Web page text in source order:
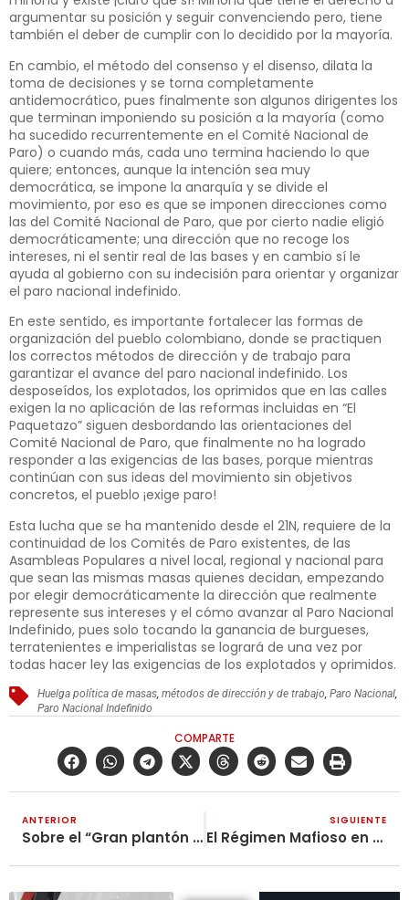
argumentar su posición y seguir convenciendo pero, tiene
también el deber de cumplir con lo decidido por la mayoría.
En cambio, el método del consenso y el disenso, dilata la
toma de decisiones y se torna completamente
antidemocrático, pues finalmente son algunos dirigentes los
que terminan imponiendo su posición a la mayoría (como
ha sucedido recurrentemente en el Comité Nacional de
Paro) o cuando más, cada uno termina haciendo lo que
quiere; entonces, aunque la intención sea muy
democrática, se impone la anarquía y se divide el
movimiento, por eso es que se imponen direcciones como
las del Comité Nacional de Paro, que por cierto nadie eligió
democráticamente; una dirección que no recoge los
intereses, ni el sentir real de las bases y en cambio sí le
ayuda al gobierno con su indecisión para orientar y organizar
el paro nacional indefinido.
En este sentido, es importante fortalecer las formas de
organización del pueblo colombiano, donde se practiquen
los correctos métodos de dirección y de trabajo para
garantizar el avance del paro nacional indefinido. Los
desposeídos, los explotados, los oprimidos que en las calles
exigen la no aplicación de las reformas incluidas en “El
Paquetazo” siguen desbordando las orientaciones del
Comité Nacional de Paro, que finalmente no ha logrado
responder a las exigencias de las bases, porque mientras
continúan con sus ideas del movimiento sin objetivos
concretos, el pueblo ¡exige paro!
Esta lucha que se ha mantenido desde el 21N, requiere de la
continuidad de los Comités de Paro existentes, de las
Asambleas Populares a nivel local, regional y nacional para
que sean las mismas masas quienes decidan, empezando
por elegir democráticamente la dirección que realmente
represente sus intereses y el cómo avanzar al Paro Nacional
Indefinido, pues solo tocando la ganancia de burgueses,
terratenientes e imperialistas se logrará de una vez por
todas hacer ley las exigencias de los explotados y oprimidos.
Huelga política de masas,métodos de dirección y de trabajo,Paro Nacional,
Paro Nacional Indefinido
COMPARTE
ANTERIOR
Sobre el “Gran plantón en contra del paro”
SIGUIENTE
El Régimen Mafioso en Cabeza de Federico Gutiérrez en Medellín, Reprime a los Venteros Ambulantes